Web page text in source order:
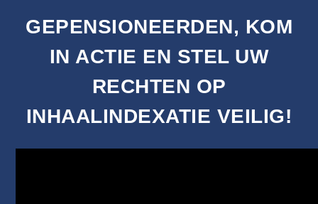
GEPENSIONEERDEN, KOM
IN ACTIE EN STEL UW
RECHTEN OP
INHAALINDEXATIE VEILIG!